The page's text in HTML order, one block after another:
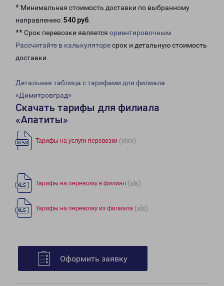
* Минимальная стоимость доставки по выбранному
направлению: 540 руб.
** Срок перевозки является ориентировочным
Рассчитайте в калькуляторесрок и детальную стоимость
доставки.
Детальная таблица с тарифами для филиала
«Димитровград»
Скачать тарифы для филиала
«Апатиты»
Тарифы на услуги перевозки (xlsx)
Тарифы на перевозку в филиал (xls)
Тарифы на перевозку из филиала (xls)
Оформить заявку